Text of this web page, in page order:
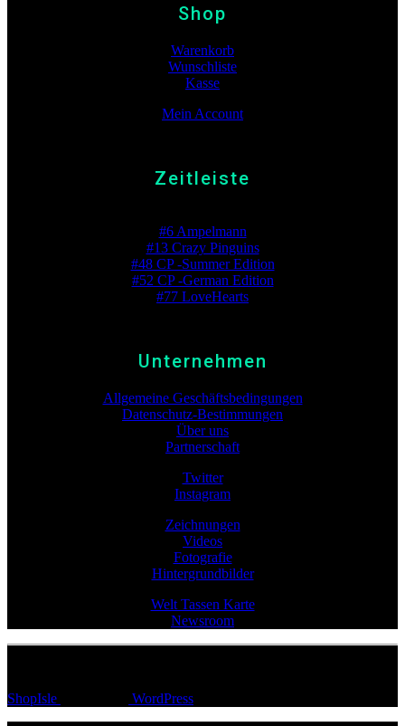
Shop
Warenkorb
Wunschliste
Kasse
Mein Account
Zeitleiste
#6 Ampelmann
#13 Crazy Pinguins
#48 CP -Summer Edition
#52 CP -German Edition
#77 LoveHearts
Unternehmen
Allgemeine Geschäftsbedingungen
Datenschutz-Bestimmungen
Über uns
Partnerschaft
Twitter
Instagram
Zeichnungen
Videos
Fotografie
Hintergrundbilder
Welt Tassen Karte
Newsroom
ShopIsle
WordPress